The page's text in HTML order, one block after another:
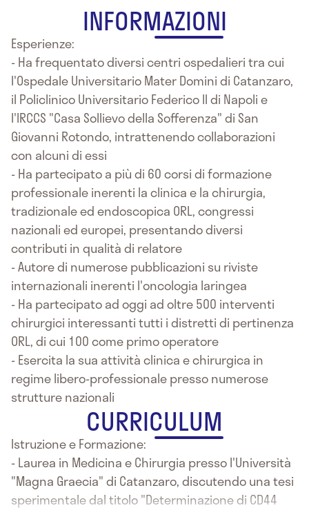
INFORMAZIONI
Esperienze:
- Ha frequentato diversi centri ospedalieri tra cui
l'Ospedale Universitario Mater Domini di Catanzaro,
il Policlinico Universitario Federico II di Napoli e
l'IRCCS "Casa Sollievo della Sofferenza" di San
Giovanni Rotondo, intrattenendo collaborazioni
con alcuni di essi
- Ha partecipato a più di 60 corsi di formazione
professionale inerenti la clinica e la chirurgia,
tradizionale ed endoscopica ORL, congressi
nazionali ed europei, presentando diversi
contributi in qualità di relatore
- Autore di numerose pubblicazioni su riviste
internazionali inerenti l'oncologia laringea
- Ha partecipato ad oggi ad oltre 500 interventi
chirurgici interessanti tutti i distretti di pertinenza
ORL, di cui 100 come primo operatore
- Esercita la sua attività clinica e chirurgica in
regime libero-professionale presso numerose
strutture nazionali
CURRICULUM
Istruzione e Formazione:
- Laurea in Medicina e Chirurgia presso l'Università
"Magna Graecia" di Catanzaro, discutendo una tesi
sperimentale dal titolo "Determinazione di CD44